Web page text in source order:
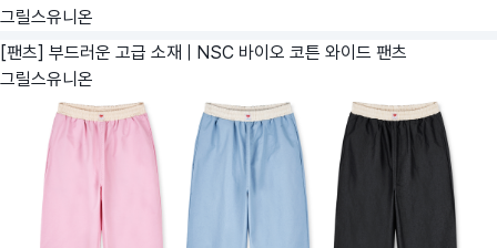
그릴스유니온
[팬츠] 부드러운 고급 소재 | NSC 바이오 코튼 와이드 팬츠
그릴스유니온